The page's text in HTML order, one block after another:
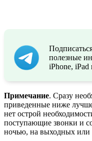
полезные
iPhone, iPad
Примечание. Сразу
приведенные ниже лучше
нет острой
поступающие звонки и
ночью, на выходных или